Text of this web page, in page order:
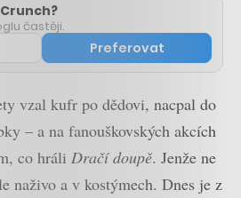
častěji.
Preferovat
vzal kufr po dědovi, nacpal do
– a na fanouškovských akcích
co hráli Dračí doupě. Jenže ne
naživo a v kostýmech. Dnes je z